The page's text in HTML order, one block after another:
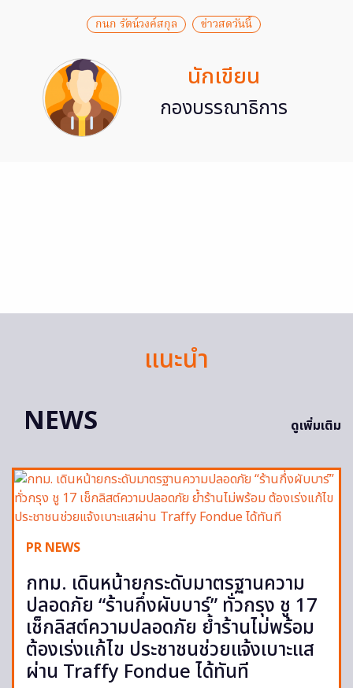
กนก รัตน์วงค์สกุล ข่าวสดวันนี้
นักเขียน
กองบรรณาธิการ
แนะนำ
NEWS
ดูเพิ่มเติม
PR NEWS
กทม. เดินหน้ายกระดับมาตรฐานความ
ปลอดภัย “ร้านกึ่งผับบาร์” ทั่วกรุง ชู 17
เช็กลิสต์ความปลอดภัย ย้ำร้านไม่พร้อม
ต้องเร่งแก้ไข ประชาชนช่วยแจ้งเบาะแส
ผ่าน Traffy Fondue ได้ทันที